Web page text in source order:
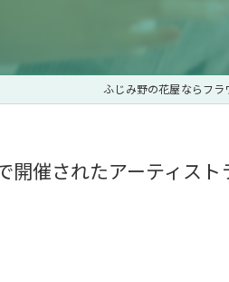
ふじみ野の花屋ならフラ
開催されたアーティス